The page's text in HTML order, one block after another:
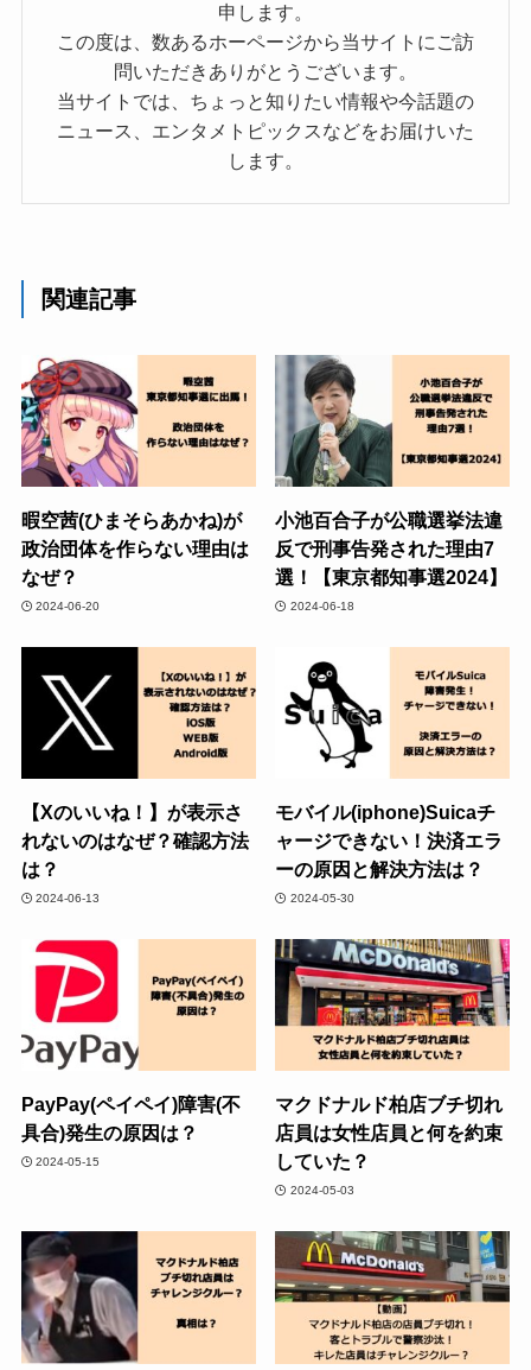
申します。
この度は、数あるホーページから当サイトにご訪
問いただきありがとうございます。
当サイトでは、ちょっと知りたい情報や今話題の
ニュース、エンタメトピックスなどをお届けいた
します。
関連記事
暇空茜(ひまそらあかね)が
政治団体を作らない理由は
なぜ？
2024-06-20
小池百合子が公職選挙法違
反で刑事告発された理由7
選！【東京都知事選2024】
2024-06-18
【Xのいいね！】が表示さ
れないのはなぜ？確認方法
は？
2024-06-13
モバイル(iphone)Suicaチ
ャージできない！決済エラ
ーの原因と解決方法は？
2024-05-30
PayPay(ペイペイ)障害(不
具合)発生の原因は？
2024-05-15
マクドナルド柏店ブチ切れ
店員は女性店員と何を約束
していた？
2024-05-03